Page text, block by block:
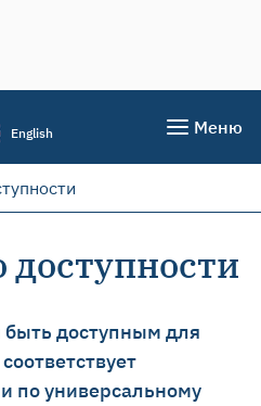
English Меню
доступности
доступным для
по универсальному